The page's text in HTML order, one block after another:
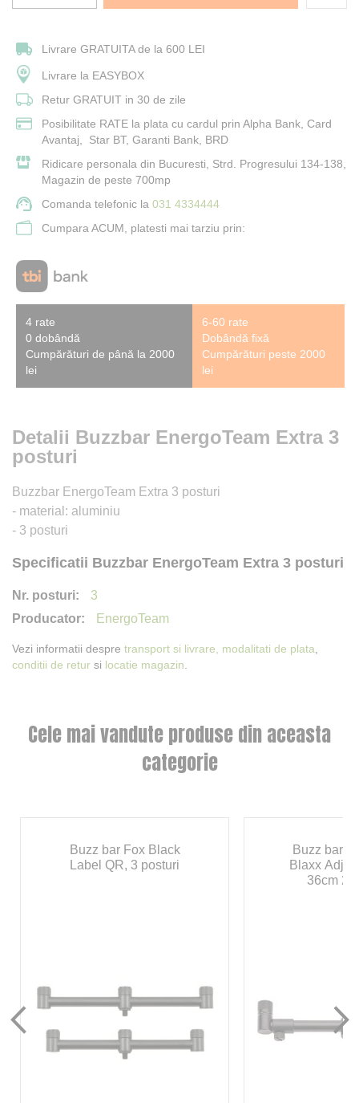
Livrare GRATUITA de la 600 LEI
Livrare la EASYBOX
Retur GRATUIT in 30 de zile
Posibilitate RATE la plata cu cardul prin Alpha Bank, Card
Avantaj, Star BT, Garanti Bank, BRD
Ridicare personala din Bucuresti, Strd. Progresului 134-138,
Magazin de peste 700mp
Comanda telefonic la 031 4334444
Cumpara ACUM, platesti mai tarziu prin:
4 rate
0 dobândă
Cumpărături de până la 2000
lei
6-60 rate
Dobândă fixă
Cumpărături peste 2000
lei
Detalii Buzzbar EnergoTeam Extra 3
posturi
Buzzbar EnergoTeam Extra 3 posturi
- material: aluminiu
- 3 posturi
Specificatii Buzzbar EnergoTeam Extra 3 posturi
3
EnergoTeam
Vezi informatii despre transport si livrare, modalitati de plata,
conditii de retur si locatie magazin.
Cele mai vandute produse din aceasta
categorie
Buzz bar Fox Black
Label QR, 3 posturi
Buzz bar
Blaxx
36cm 2